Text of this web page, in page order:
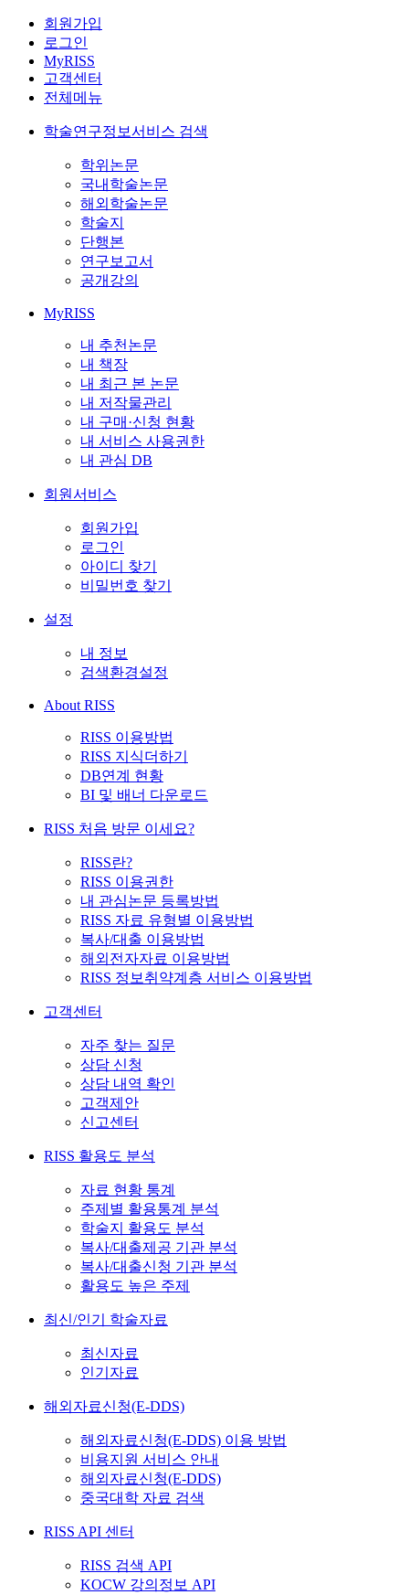
회원가입
로그인
MyRISS
고객센터
전체메뉴
학술연구정보서비스 검색
학위논문
국내학술논문
해외학술논문
학술지
단행본
연구보고서
공개강의
MyRISS
내 추천논문
내 책장
내 최근 본 논문
내 저작물관리
내 구매·신청 현황
내 서비스 사용권한
내 관심 DB
회원서비스
회원가입
로그인
아이디 찾기
비밀번호 찾기
설정
내 정보
검색환경설정
About RISS
RISS 이용방법
RISS 지식더하기
DB연계 현황
BI 및 배너 다운로드
RISS 처음 방문 이세요?
RISS란?
RISS 이용권한
내 관심논문 등록방법
RISS 자료 유형별 이용방법
복사/대출 이용방법
해외전자자료 이용방법
RISS 정보취약계층 서비스 이용방법
고객센터
자주 찾는 질문
상담 신청
상담 내역 확인
고객제안
신고센터
RISS 활용도 분석
자료 현황 통계
주제별 활용통계 분석
학술지 활용도 분석
복사/대출제공 기관 분석
복사/대출신청 기관 분석
활용도 높은 주제
최신/인기 학술자료
최신자료
인기자료
해외자료신청(E-DDS)
해외자료신청(E-DDS) 이용 방법
비용지원 서비스 안내
해외자료신청(E-DDS)
중국대학 자료 검색
RISS API 센터
RISS 검색 API
KOCW 강의정보 API